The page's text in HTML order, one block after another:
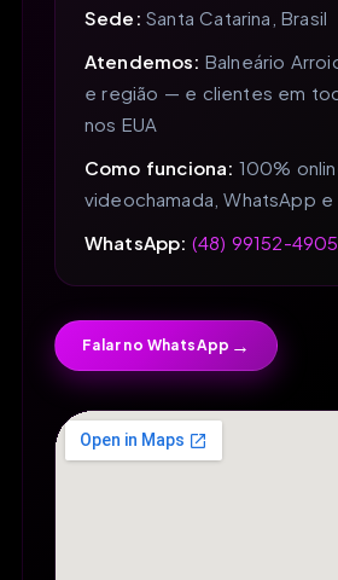
Sede: Santa Catarina, Brasil
Atendemos: Balneário
e região — e clientes em
nos EUA
Como funciona: 100%
videochamada, WhatsApp e
WhatsApp: (48) 99152-4905
Falar no WhatsApp →